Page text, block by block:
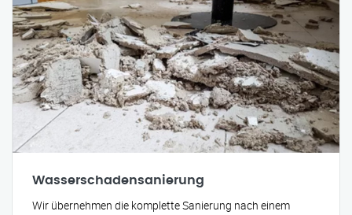
Wasserschadensanierung
Wir übernehmen die komplette Sanierung nach einem